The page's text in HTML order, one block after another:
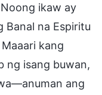
ikaw ay
Banal na Espiritu
kang
ng isang buwan,
ang